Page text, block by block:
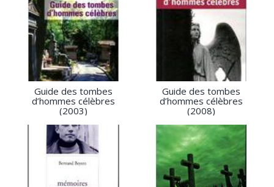
Guide des tombes
d’hommes célèbres
(2003)
Guide des tombes
d’hommes célèbres
(2008)